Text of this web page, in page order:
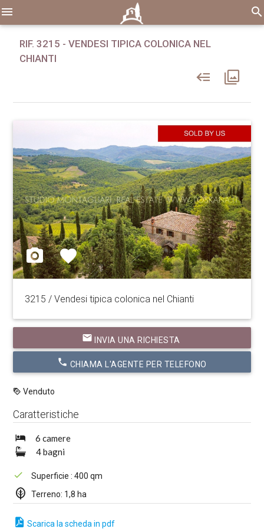
menu search
RIF. 3215 - VENDESI TIPICA COLONICA NEL
CHIANTI
3215 / Vendesi tipica colonica nel Chianti
email INVIA UNA RICHIESTA
phone CHIAMA L'AGENTE PER TELEFONO
Venduto
Caratteristiche
6 camere
4 bagni
Superficie : 400 qm
Terreno: 1,8 ha
Scarica la scheda in pdf